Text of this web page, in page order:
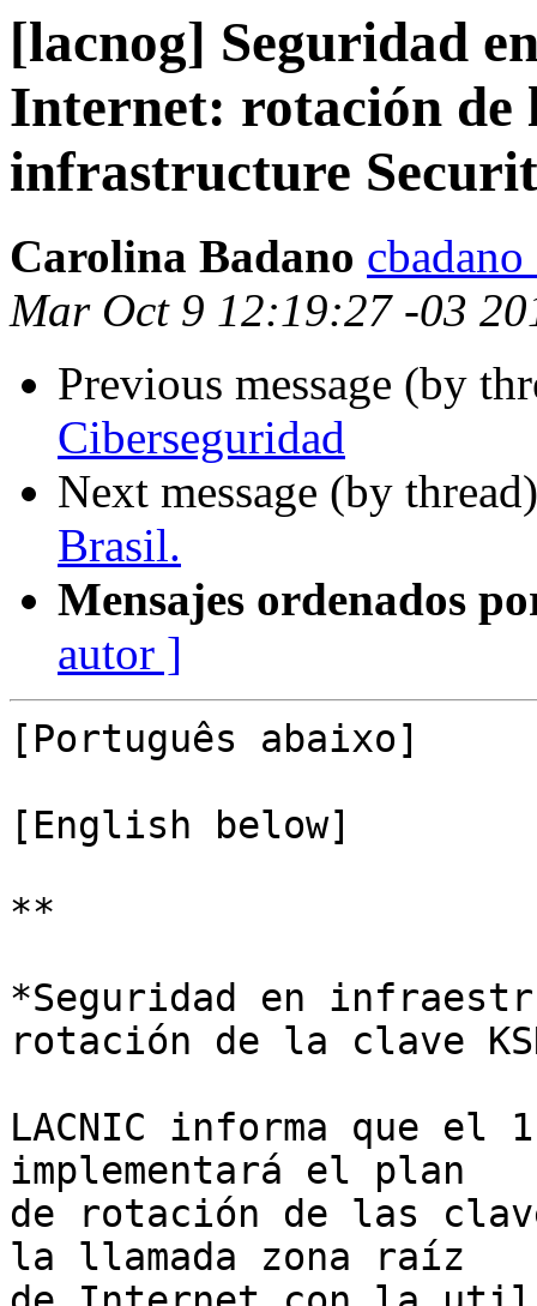
[lacnog] Seguridad
Internet: rotación de
infrastructure
Carolina Badano
Mar Oct 9 12:19:27 -03
Previous message (by
Ciberseguridad
Next message (by
Brasil.
Mensajes ordenados
autor ]
[Português abaixo]
[English below]
**
*Seguridad en
rotación de la clave
LACNIC informa que el
implementará el plan
de rotación de las
la llamada zona raíz